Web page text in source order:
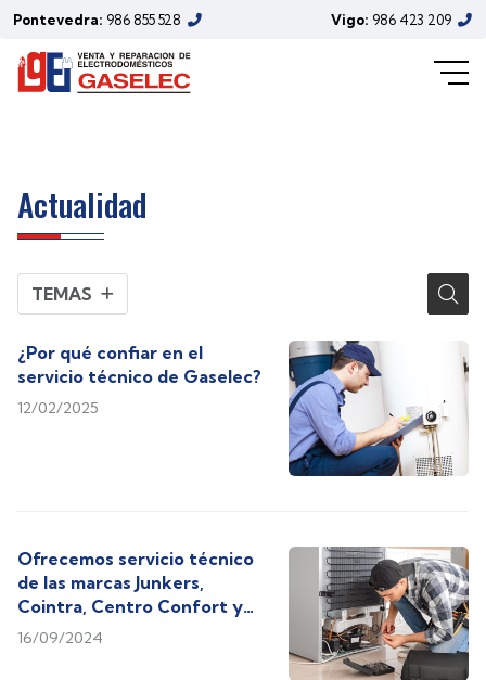
Pontevedra: 986 855 528 Vigo: 986 423 209
Reparación de electrodomésticos -
Página 2
Actualidad
TEMAS
¿Por qué confiar en el
servicio técnico de Gaselec?
12/02/2025
Ofrecemos servicio técnico
de las marcas Junkers,
Cointra, Centro Confort y
Biasi
16/09/2024